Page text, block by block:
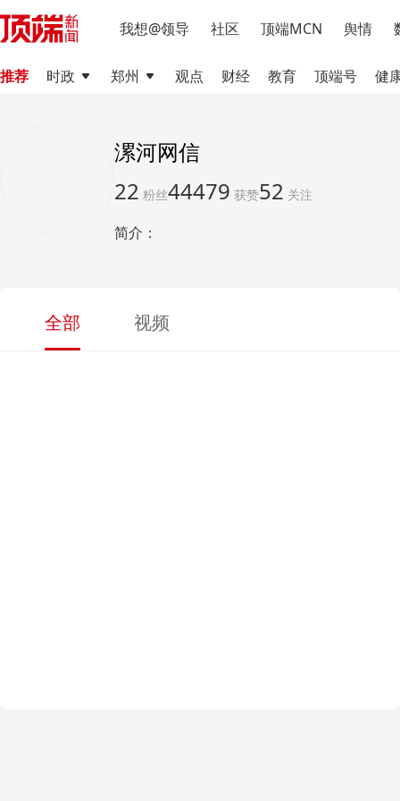
我想@领导 社区 顶端MCN 舆情
推荐 时政 郑州 观点 财经 教育 顶端号 健
漯河网信
22 粉丝44479 获赞52 关注
简介：
全部 视频